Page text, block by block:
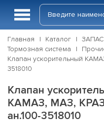
Главная Каталог
Тормозная система
Клапан ускорительный
3518010
Клапан
КАМАЗ, МАЗ, КРАЗ
ан.100-3518010